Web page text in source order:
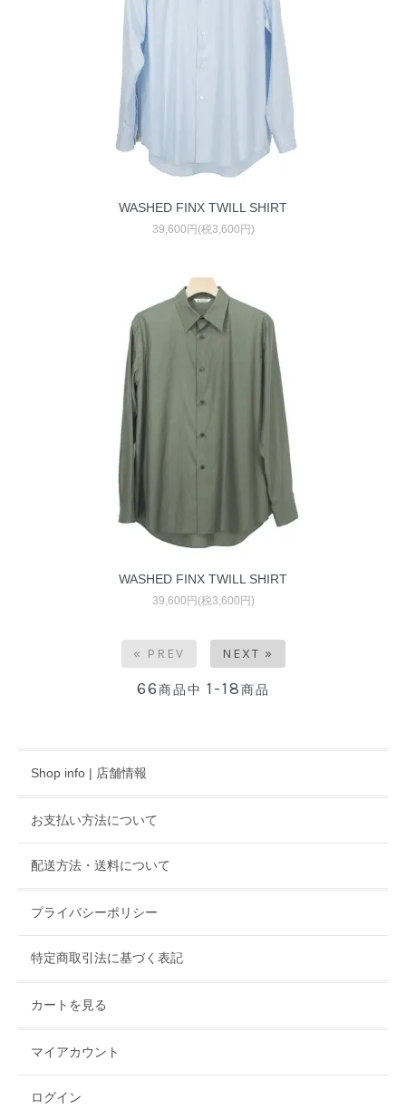
WASHED FINX TWILL SHIRT
39,600円(税3,600円)
WASHED FINX TWILL SHIRT
39,600円(税3,600円)
« PREV NEXT »
66商品中 1-18商品
Shop info | 店舗情報
お支払い方法について
配送方法・送料について
プライバシーポリシー
特定商取引法に基づく表記
カートを見る
マイアカウント
ログイン